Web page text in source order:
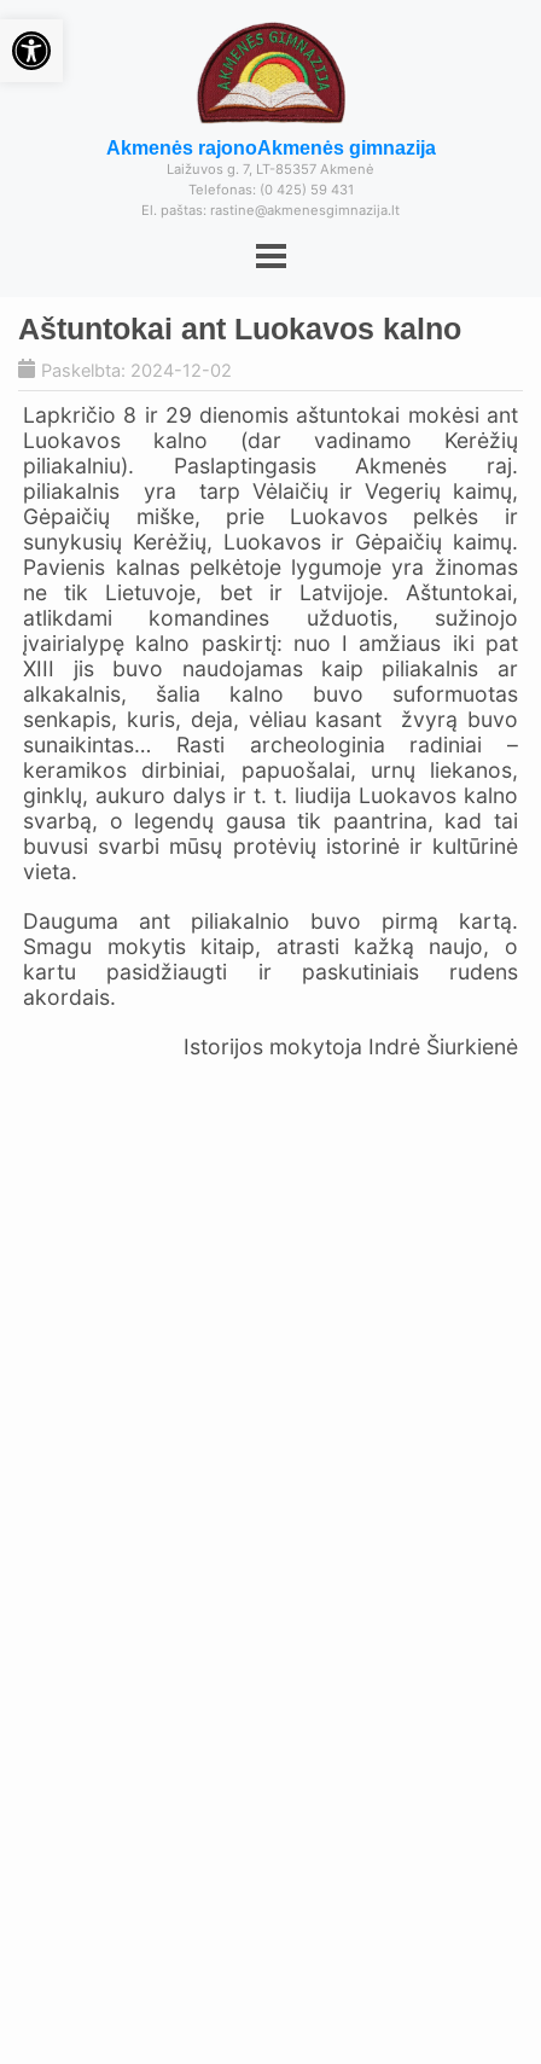
Akmenės rajonoAkmenės gimnazija
Laižuvos g. 7, LT-85357 Akmenė
Telefonas: (0 425) 59 431
El. paštas: rastine@akmenesgimnazija.lt
Aštuntokai ant Luokavos kalno
Paskelbta: 2024-12-02
Lapkričio 8 ir 29 dienomis aštuntokai mokėsi ant
Luokavos kalno (dar vadinamo Kerėžių
piliakalniu). Paslaptingasis Akmenės raj.
piliakalnis yra tarp Vėlaičių ir Vegerių kaimų,
Gėpaičių miške, prie Luokavos pelkės ir
sunykusių Kerėžių, Luokavos ir Gėpaičių kaimų.
Pavienis kalnas pelkėtoje lygumoje yra žinomas
ne tik Lietuvoje, bet ir Latvijoje. Aštuntokai,
atlikdami komandines užduotis, sužinojo
įvairialypę kalno paskirtį: nuo I amžiaus iki pat
XIII jis buvo naudojamas kaip piliakalnis ar
alkakalnis, šalia kalno buvo suformuotas
senkapis, kuris, deja, vėliau kasant žvyrą buvo
sunaikintas… Rasti archeologinia radiniai –
keramikos dirbiniai, papuošalai, urnų liekanos,
ginklų, aukuro dalys ir t. t. liudija Luokavos kalno
svarbą, o legendų gausa tik paantrina, kad tai
buvusi svarbi mūsų protėvių istorinė ir kultūrinė
vieta.
Dauguma ant piliakalnio buvo pirmą kartą.
Smagu mokytis kitaip, atrasti kažką naujo, o
kartu pasidžiaugti ir paskutiniais rudens
akordais.
Istorijos mokytoja Indrė Šiurkienė
Open toolbar